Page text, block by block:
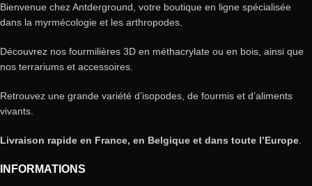
Bienvenue chez Antderground, votre boutique en ligne spécialisée
dans la myrmécologie et les arthropodes.
Découvrez nos fourmilières 3D en méthacrylate ou en bois, ainsi que
nos terrariums et accessoires.
Retrouvez une grande variété d’isopodes, de fourmis et d’aliments
vivants.
Livraison rapide en France, en Belgique et dans toute l’Europe
INFORMATIONS